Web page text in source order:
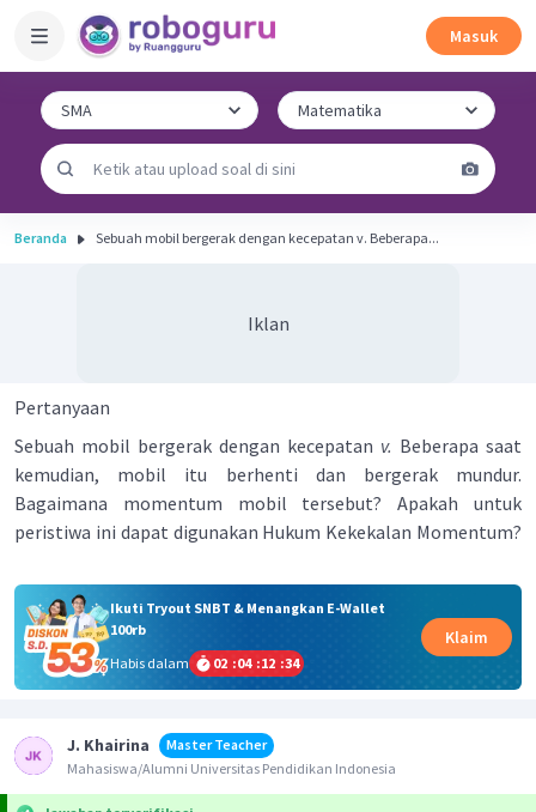
Masuk
Beranda Sebuah mobil bergerak dengan kecepatan v. Beberapa...
Iklan
Pertanyaan
Sebuah mobil bergerak dengan kecepatan v. Beberapa saat
kemudian, mobil itu berhenti dan bergerak mundur.
Bagaimana momentum mobil tersebut? Apakah untuk
peristiwa ini dapat digunakan Hukum Kekekalan Momentum?
Ikuti Tryout SNBT & Menangkan E-Wallet
100rb
Habis dalam
02 :04 :12 :34
Klaim
J. Khairina
Master Teacher
Mahasiswa/Alumni Universitas Pendidikan Indonesia